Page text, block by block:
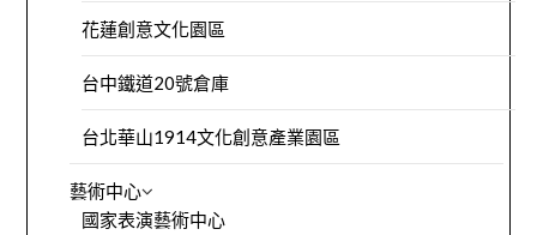
花蓮創意文化園區
台中鐵道20號倉庫
台北華山1914文化創意產業園區
藝術中心
國家表演藝術中心